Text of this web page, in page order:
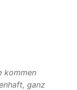
kommen
ganz